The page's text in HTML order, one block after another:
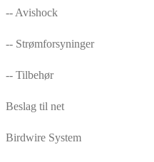
-- Avishock
-- Strømforsyninger
-- Tilbehør
Beslag til net
Birdwire System